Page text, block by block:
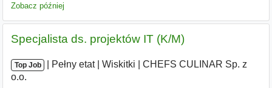
Zobacz później
Specjalista ds. projektów IT (K/M)
Top Job Pełny etat| Wiskitki
CHEFS CULINAR Sp. z
o.o.